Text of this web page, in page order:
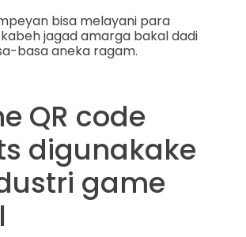
bisa melayani para
jagad amarga bakal dadi
basa aneka ragam.
QR code
digunakake
game